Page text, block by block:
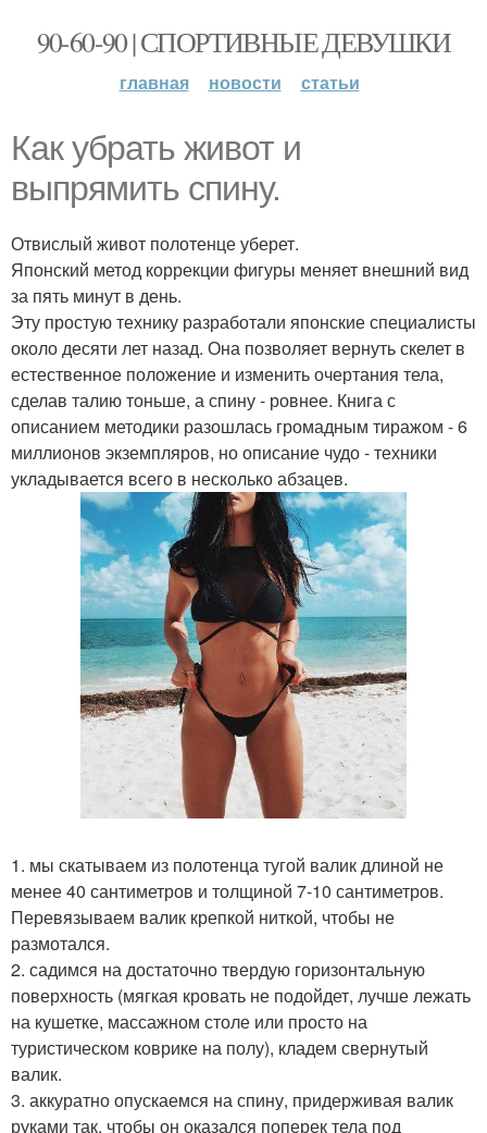
90-60-90 | СПОРТИВНЫЕ ДЕВУШКИ
главная новости статьи
Как убрать живот и
выпрямить спину.
Отвислый живот полотенце уберет.
Японский метод коррекции фигуры меняет внешний вид
за пять минут в день.
Эту простую технику разработали японские специалисты
около десяти лет назад. Она позволяет вернуть скелет в
естественное положение и изменить очертания тела,
сделав талию тоньше, а спину - ровнее. Книга с
описанием методики разошлась громадным тиражом - 6
миллионов экземпляров, но описание чудо - техники
укладывается всего в несколько абзацев.
1. мы скатываем из полотенца тугой валик длиной не
менее 40 сантиметров и толщиной 7-10 сантиметров.
Перевязываем валик крепкой ниткой, чтобы не
размотался.
2. садимся на достаточно твердую горизонтальную
поверхность (мягкая кровать не подойдет, лучше лежать
на кушетке, массажном столе или просто на
туристическом коврике на полу), кладем свернутый
валик.
3. аккуратно опускаемся на спину, придерживая валик
руками так, чтобы он оказался поперек тела под